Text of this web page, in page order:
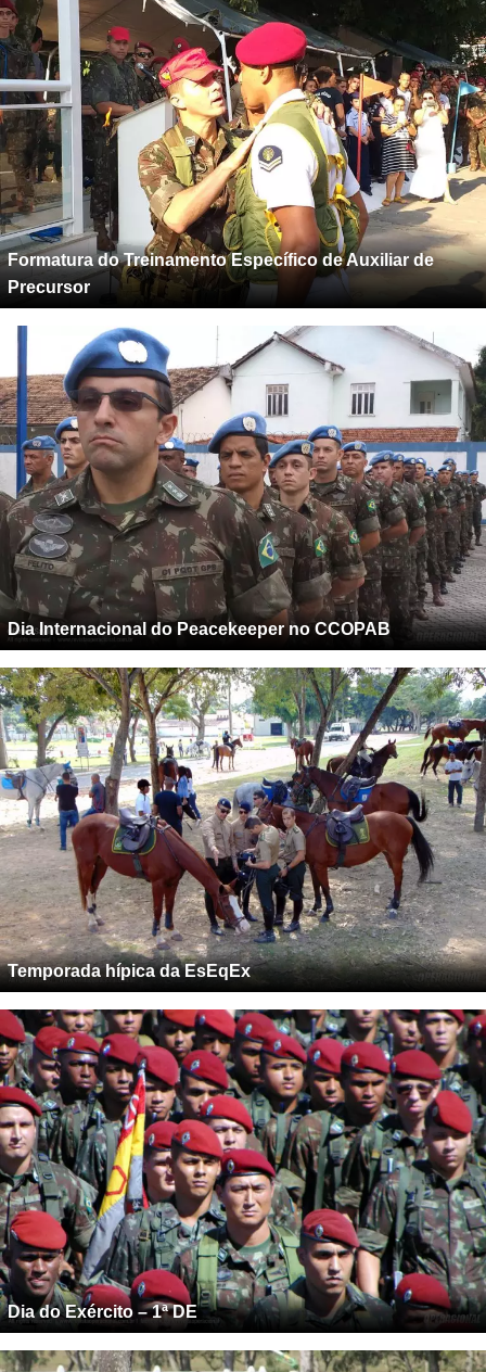
Formatura do Treinamento Específico de Auxiliar de
Precursor
Dia Internacional do Peacekeeper no CCOPAB
Temporada hípica da EsEqEx
Dia do Exército – 1ª DE